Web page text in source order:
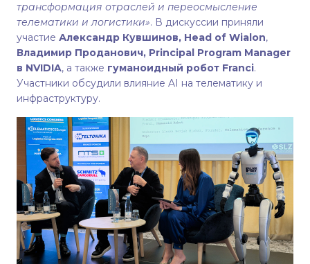
трансформация отраслей и переосмысление
телематики и логистики». В дискуссии приняли
участие Александр Кувшинов, Head of Wialon,
Владимир Проданович, Principal Program Manager
в NVIDIA, а также гуманоидный робот Franci.
Участники обсудили влияние AI на телематику и
инфраструктуру.